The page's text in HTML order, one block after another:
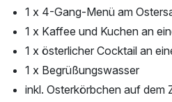
1 x 4-Gang-Menü am
1 x Kaffee und Kuchen an
1 x österlicher Cocktail an
1 x Begrüßungswasser
inkl. Osterkörbchen auf dem